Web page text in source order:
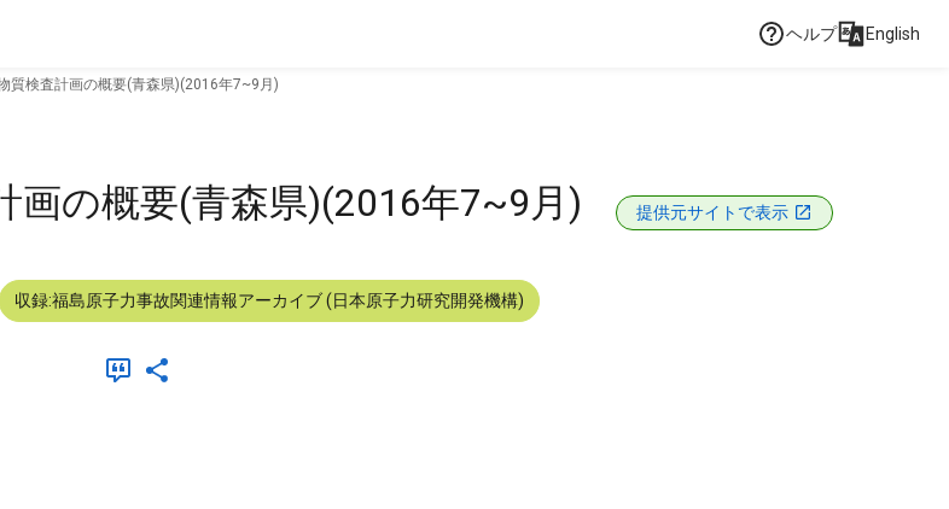
ヘルプ English
質検査計画の概要(青森県)(2016年7~9月)
画の概要(青森県)(2016年7~9月) 提供元サイトで表示
収録:福島原子力事故関連情報アーカイブ (日本原子力研究開発機構)